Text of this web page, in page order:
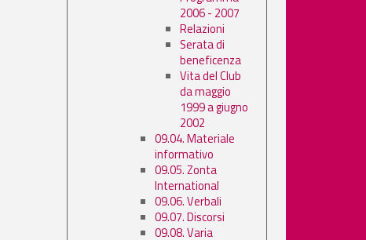
2006 - 2007
Relazioni
Serata di
beneficenza
Vita del Club
da maggio
1999 a giugno
2002
09.04. Materiale
informativo
09.05. Zonta
International
09.06. Verbali
09.07. Discorsi
09.08. Varia